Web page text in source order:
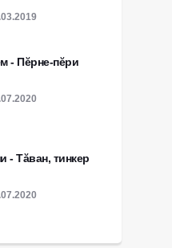
- Пĕрне-пĕри
- Тăван, тинкер